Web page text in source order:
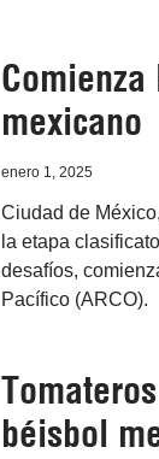
mexicano
enero 1, 2025
Ciudad de
la etapa
desafíos,
Pacífico (ARCO).
béisbol